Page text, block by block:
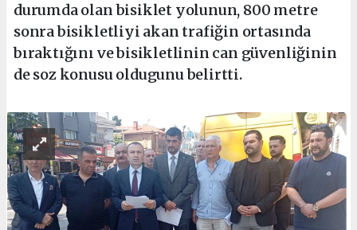
durumda olan bisiklet yolunun, 800 metre
sonra bisikletliyi akan trafiğin ortasında
bıraktığını ve bisikletlinin can güvenliğinin
de soz konusu oldugunu belirtti.